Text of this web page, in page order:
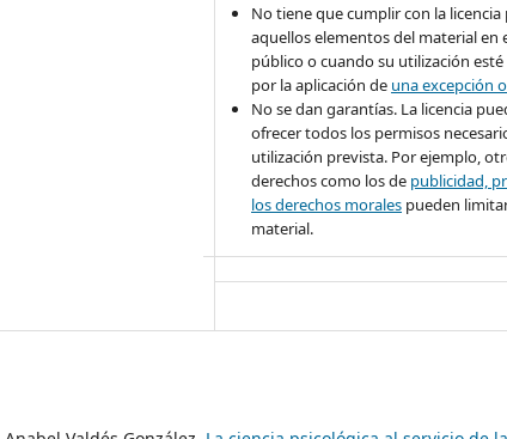
No tiene que cumplir con la licencia
aquellos elementos del material en
público o cuando su utilización
por la aplicación de una excepción
No se dan garantías. La licencia
ofrecer todos los permisos
utilización prevista. Por ejemplo,
derechos como los de publicidad,
los derechos morales pueden
material.